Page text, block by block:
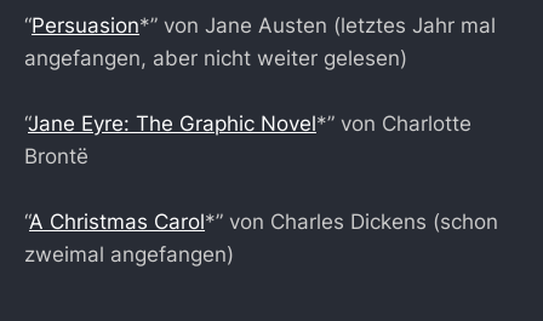
“Persuasion*” von Jane Austen (letztes Jahr mal
angefangen, aber nicht weiter gelesen)
“Jane Eyre: The Graphic Novel*” von Charlotte
Brontë
“A Christmas Carol*” von Charles Dickens (schon
zweimal angefangen)